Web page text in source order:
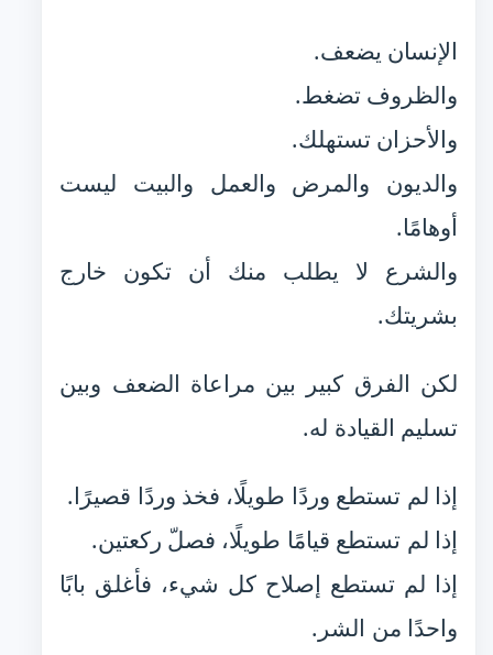
الإنسان يضعف.
والظروف تضغط.
والأحزان تستهلك.
والديون والمرض والعمل والبيت ليست
أوهامًا.
والشرع لا يطلب منك أن تكون خارج
بشريتك.
لكن الفرق كبير بين مراعاة الضعف وبين
تسليم القيادة له.
إذا لم تستطع وردًا طويلًا، فخذ وردًا قصيرًا.
إذا لم تستطع قيامًا طويلًا، فصلّ ركعتين.
إذا لم تستطع إصلاح كل شيء، فأغلق بابًا
واحدًا من الشر.